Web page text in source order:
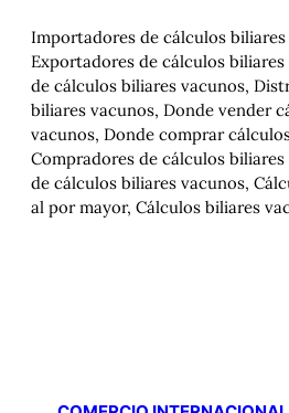
Importadores de cálculos biliares
Exportadores de cálculos
de cálculos biliares vacunos,
biliares vacunos, Donde vender
vacunos, Donde comprar
Compradores de cálculos
de cálculos biliares vacunos,
al por mayor, Cálculos biliares